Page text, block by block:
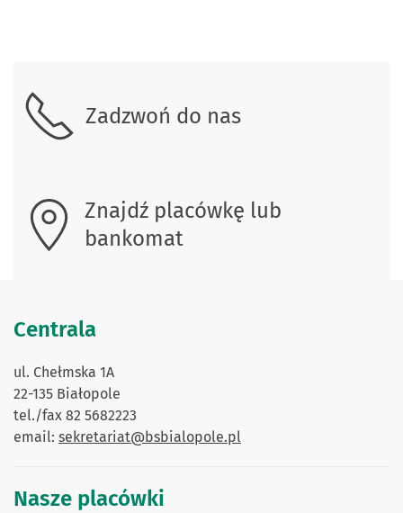
Zadzwoń do nas
Znajdź placówkę lub
bankomat
Centrala
ul. Chełmska 1A
22-135 Białopole
tel./fax 82 5682223
email: sekretariat@bsbialopole.pl
Nasze placówki